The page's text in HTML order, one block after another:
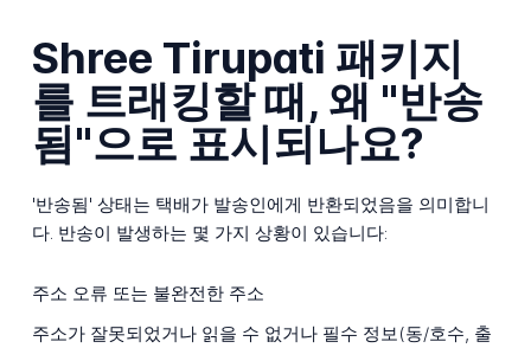
Shree Tirupati 패키지
를 트래킹할 때, 왜 "반송
됨"으로 표시되나요?
'반송됨' 상태는 택배가 발송인에게 반환되었음을 의미합니
다. 반송이 발생하는 몇 가지 상황이 있습니다:
주소 오류 또는 불완전한 주소
주소가 잘못되었거나 읽을 수 없거나 필수 정보(동/호수, 출